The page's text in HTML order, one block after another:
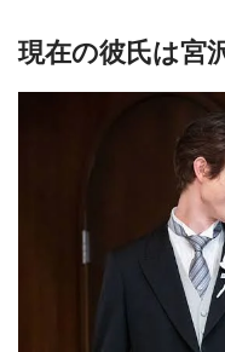
現在の彼氏は宮